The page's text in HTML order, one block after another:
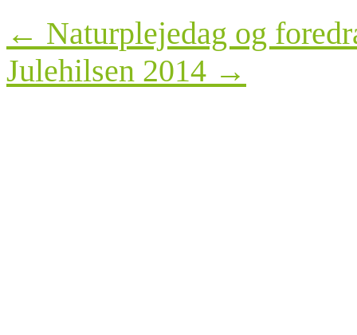
navigation
← Naturplejedag og
Julehilsen 2014 →